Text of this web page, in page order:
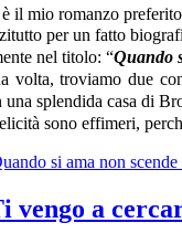
è il mio romanzo
per un fatto
nel titolo: “Quando
volta, troviamo due
splendida casa di
sono effimeri,
si ama non
vengo a